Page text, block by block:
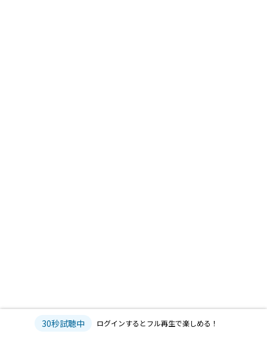
30秒試聴中 ログインするとフル再生で楽しめる！